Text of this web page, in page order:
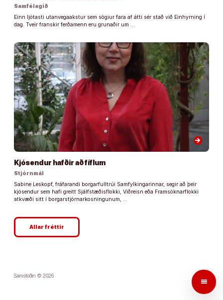
menu
Samfélagið
Einn ljótasti utanvegaakstur sem sögiur fara af átti sér stað við Einhyrning í
dag. Tveir franskir ferðamenn eru grunaðir um …
arrow_forward
Kjósendur hafðir að fíflum
Stjórnmál
Sabine Leskopf, fráfarandi borgarfulltrúi Samfylkingarinnar, segir að þeir
kjósendur sem hafi greitt Sjálfstæðisflokki, Viðreisn eða Framsóknarflokki
atkvæði sitt í borgarstjórnarkosningunum, …
Allar fréttir
Samstöðin © 2026